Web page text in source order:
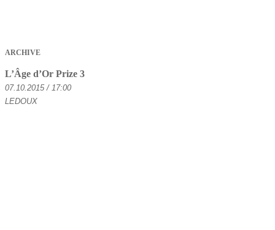
ARCHIVE
L’Âge d’Or Prize 3
07.10.2015 / 17:00
LEDOUX